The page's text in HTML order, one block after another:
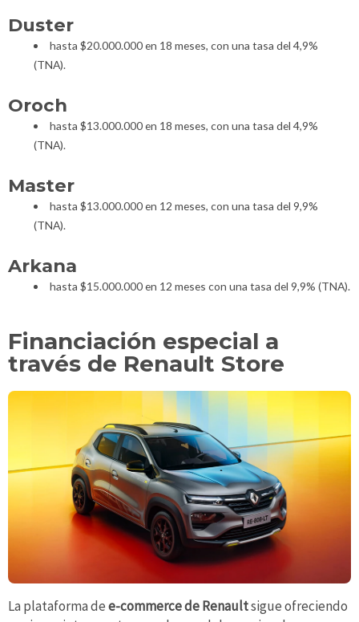
Duster
hasta $20.000.000 en 18 meses, con una tasa del 4,9%
(TNA).
Oroch
hasta $13.000.000 en 18 meses, con una tasa del 4,9%
(TNA).
Master
hasta $13.000.000 en 12 meses, con una tasa del 9,9%
(TNA).
Arkana
hasta $15.000.000 en 12 meses con una tasa del 9,9% (TNA).
Financiación especial a
través de Renault Store
La plataforma dee-commerce de Renaultsigue ofreciendo